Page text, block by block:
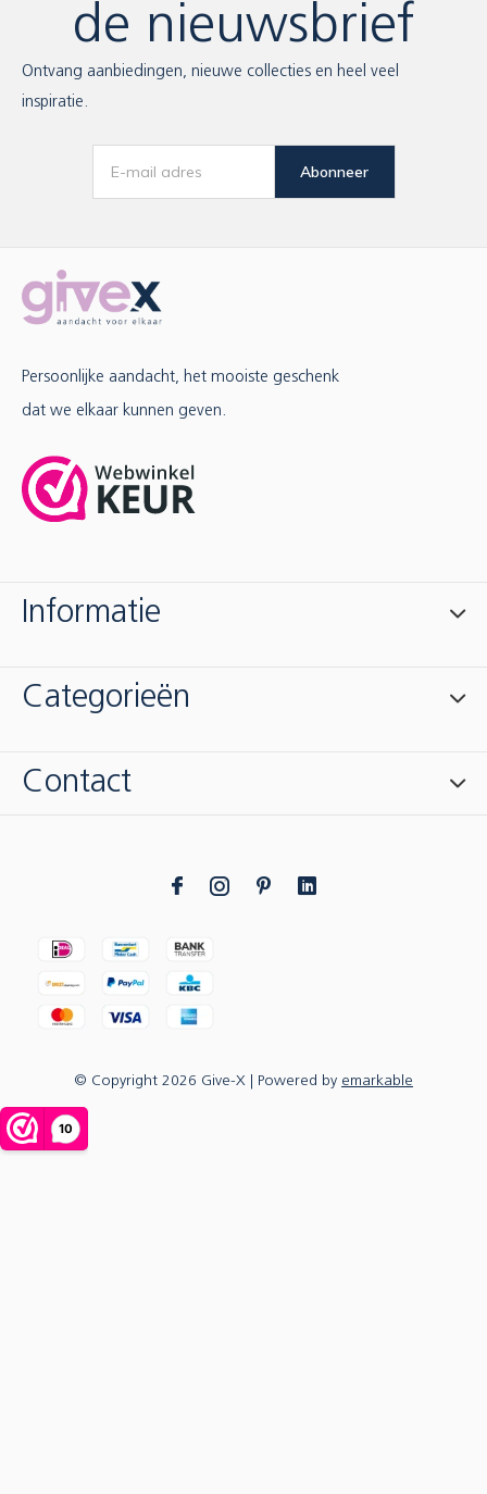
de nieuwsbrief
Ontvang aanbiedingen, nieuwe collecties en heel veel
inspiratie.
Abonneer
Persoonlijke aandacht, het mooiste geschenk
dat we elkaar kunnen geven.
Informatie
Categorieën
Contact
© Copyright 2026 Give-X | Powered by emarkable